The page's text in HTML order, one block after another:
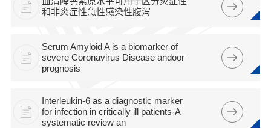
和非炎症性急性感染性腹泻
Serum Amyloid A is a biomarker of
severe Coronavirus Disease andoor
prognosis
Interleukin-6 as a diagnostic marker
for infection in critically ill patients-A
systematic review an